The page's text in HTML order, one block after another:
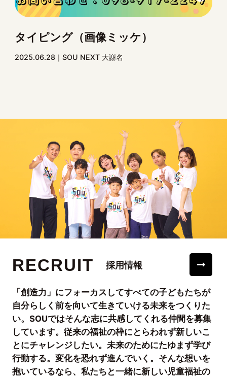
タイピング（画像ミッケ）
2025.06.28 SOU NEXT 大謝名
RECRUIT 採用情報
「創造力」にフォーカスしてすべての子どもたちが
自分らしく前を向いて生きていける未来をつくりた
い。SOUではそんな志に共感してくれる仲間を募集
しています。従来の福祉の枠にとらわれず新しいこ
とにチャレンジしたい。未来のためにたゆまず学び
行動する。変化を恐れず進んでいく。そんな想いを
抱いているなら、私たちと一緒に新しい児童福祉の